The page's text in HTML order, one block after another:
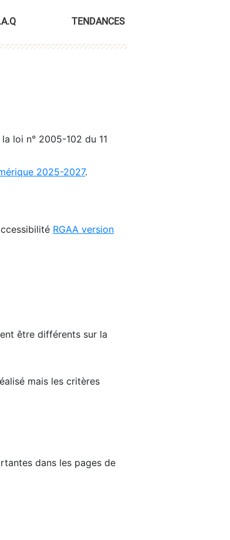
TENDANCES
loi n° 2005-102 du 11
2025-2027.
RGAA version
être différents sur la
mais les critères
dans les pages de